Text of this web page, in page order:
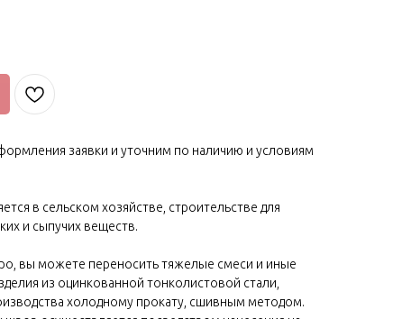
заявки и уточним по наличию и условиям
в сельском хозяйстве, строительстве для
и сыпучих веществ.
вы можете переносить тяжелые смеси и иные
из оцинкованной тонколистовой стали,
холодному прокату, сшивным методом.